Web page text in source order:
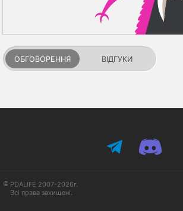
ОБГОВОРЕННЯ ВІДГУКИ
PDALIFE 2007-2026г.
Всі права захищені.